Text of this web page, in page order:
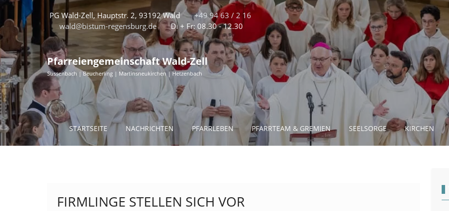
PG Wald-Zell, Hauptstr. 2, 93192 Wald
+49 94 63 / 2 16
wald@bistum-regensburg.de
Di + Fr: 08.30 - 12.30
Pfarreiengemeinschaft Wald-Zell
Süssenbach | Beucherling | Martinsneukirchen | Hetzenbach
STARTSEITE NACHRICHTEN PFARRLEBEN PFARRTEAM & GREMIEN SEELSORGE KIRCHEN
FIRMLINGE STELLEN SICH VOR